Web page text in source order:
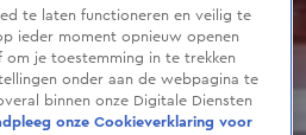
te laten functioneren en veilig te
ieder moment opnieuw openen
om je toestemming in te trekken
onder aan de webpagina te
binnen onze Digitale Diensten
onze Cookieverklaring voor